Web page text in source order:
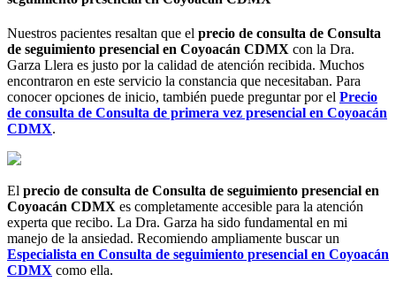
Nuestros pacientes resaltan que el precio de consulta de Consulta
de seguimiento presencial en Coyoacán CDMX con la Dra.
Garza Llera es justo por la calidad de atención recibida. Muchos
encontraron en este servicio la constancia que necesitaban. Para
conocer opciones de inicio, también puede preguntar por el Precio
de consulta de Consulta de primera vez presencial en Coyoacán
CDMX.
El precio de consulta de Consulta de seguimiento presencial en
Coyoacán CDMX es completamente accesible para la atención
experta que recibo. La Dra. Garza ha sido fundamental en mi
manejo de la ansiedad. Recomiendo ampliamente buscar un
Especialista en Consulta de seguimiento presencial en Coyoacán
CDMX como ella.